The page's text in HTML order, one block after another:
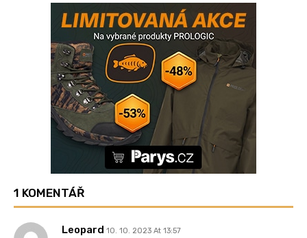
1 KOMENTÁŘ
Leopard 10. 10. 2023 At 13:57